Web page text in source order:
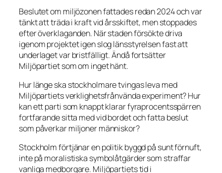
Beslutet om miljözonen fattades redan 2024 och var
tänkt att träda i kraft vid årsskiftet, men stoppades
efter överklaganden. När staden försökte driva
igenom projektet igen slog länsstyrelsen fast att
underlaget var bristfälligt. Ändå fortsätter
Miljöpartiet som om inget hänt.
Hur länge ska stockholmare tvingas leva med
Miljöpartiets verklighetsfrånvända experiment? Hur
kan ett parti som knappt klarar fyraprocentsspärren
fortfarande sitta med vid bordet och fatta beslut
som påverkar miljoner människor?
Stockholm förtjänar en politik byggd på sunt förnuft,
inte på moralistiska symbolåtgärder som straffar
vanliga medborgare. Miljöpartiets tid i